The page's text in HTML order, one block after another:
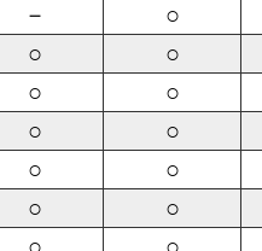
－ ○
○ ○
○ ○
○ ○
○ ○
○ ○